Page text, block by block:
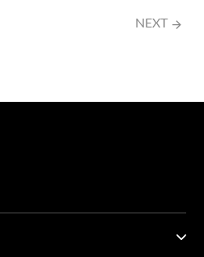
NEXT arrow_forward